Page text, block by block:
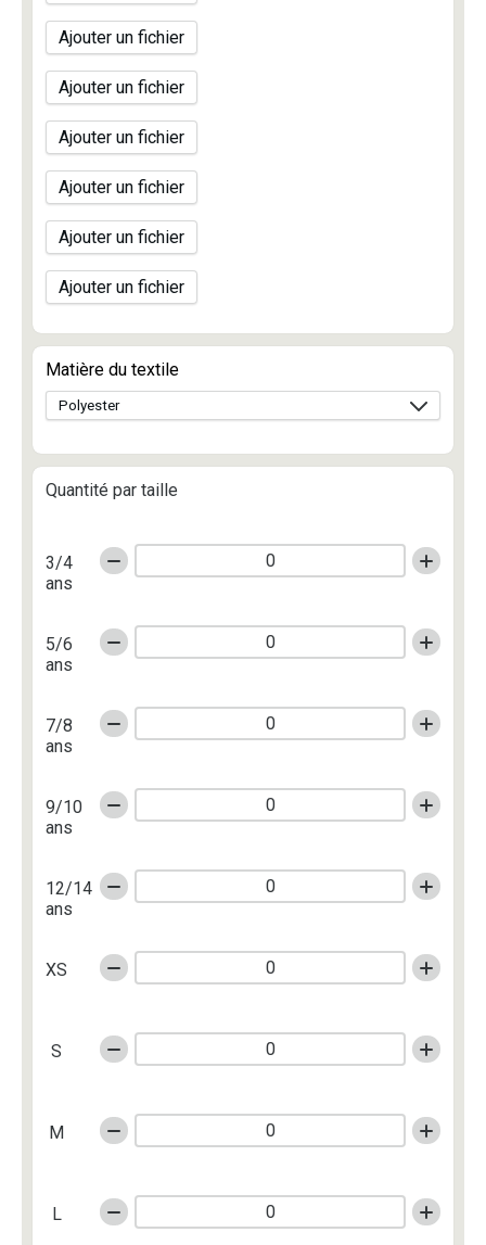
Ajouter un fichier
Ajouter un fichier
Ajouter un fichier
Ajouter un fichier
Ajouter un fichier
Ajouter un fichier
Matière du textile
Quantité par taille
3/4
ans
5/6
ans
7/8
ans
9/10
ans
12/14
ans
XS
S
M
L